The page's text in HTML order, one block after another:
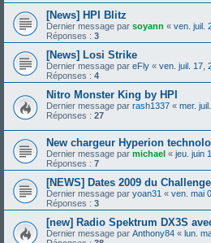
[News] HPI Blitz
Dernier message par soyann « ven. juil.
Réponses : 3
[News] Losi Strike
Dernier message par eFly « ven. juil. 17,
Réponses : 4
Nitro Monster King by HPI
Dernier message par rash1337 « mer.
Réponses : 27
New chargeur Hyperion
Dernier message par michael « jeu. juin
Réponses : 7
[NEWS] Dates 2009 du
Dernier message par yoan31 « ven. mai
Réponses : 3
[new] Radio Spektrum DX3S
Dernier message par Anthony84 « lun.